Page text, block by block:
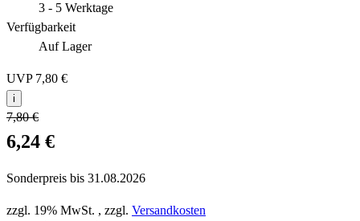
3 - 5 Werktage
Verfügbarkeit
Auf Lager
UVP 7,80 €
i
7,80 €
6,24 €
Sonderpreis bis 31.08.2026
zzgl. 19% MwSt. , zzgl. Versandkosten